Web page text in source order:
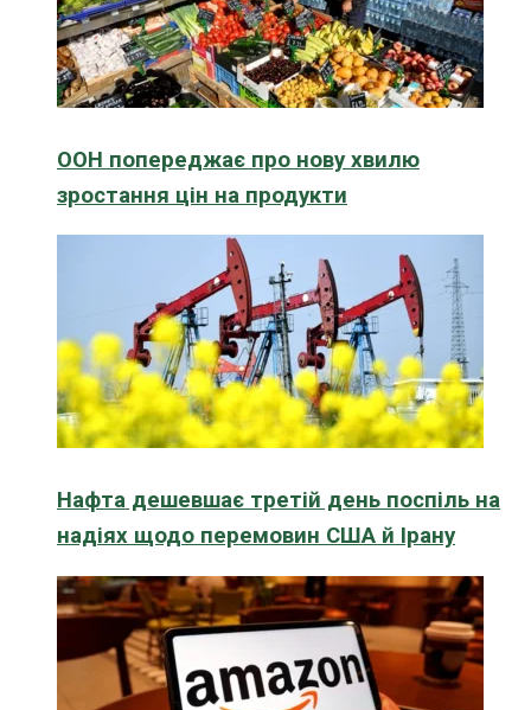
ООН попереджає про нову хвилю
зростання цін на продукти
Нафта дешевшає третій день поспіль на
надіях щодо перемовин США й Ірану